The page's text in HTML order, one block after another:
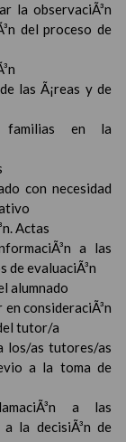
la observaciÃ³n
del proceso de
las Ã¡reas y de
familias en la
con necesidad
Actas
a las
de evaluaciÃ³n
alumnado
consideraciÃ³n
tutor/a
los/as tutores/as
a la toma de
a las
la decisiÃ³n de